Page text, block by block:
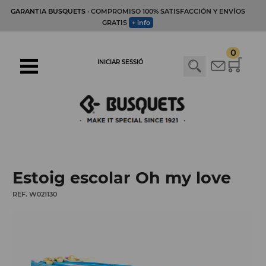
GARANTIA BUSQUETS· COMPROMISO 100% SATISFACCIÓN Y ENVÍOS
GRATIS + info
0
INICIAR SESSIÓ
Estoig escolar Oh my love
REF. W021130